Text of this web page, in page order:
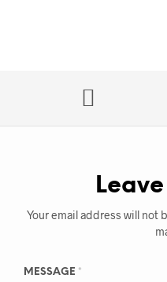
Your email address will not
MESSAGE *